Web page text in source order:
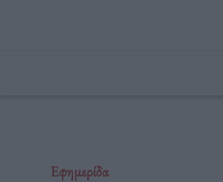
Εφημερίδα